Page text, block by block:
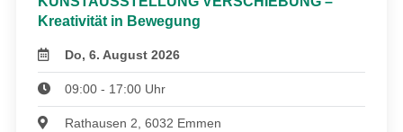
Kreativität in Bewegung
Do, 6. August 2026
09:00 - 17:00 Uhr
Rathausen 2, 6032 Emmen